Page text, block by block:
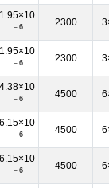
1.95×10
－6 2300
1.95×10
－6 2300
4.38×10
－6 4500
6.15×10
－6 4500
6.15×10
－6 4500